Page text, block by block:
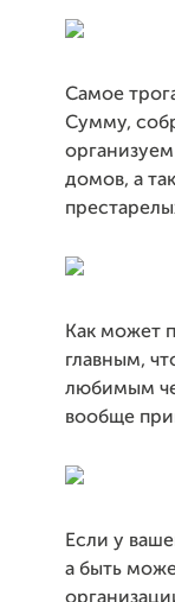
Самое
Сумму,
домов, а
Как может
главным,
любимым
вообще
Если у
а быть